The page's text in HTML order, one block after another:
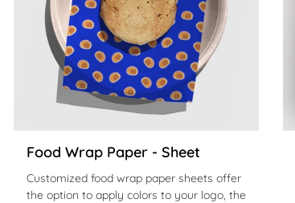
Food Wrap Paper - Sheet
Customized food wrap paper sheets offer
the option to apply colors to your logo, the